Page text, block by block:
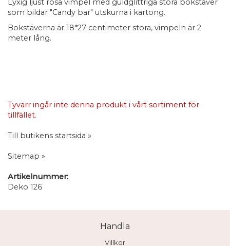
Lyxig ljust rosa vimpel med guldglittriga stora bokstäver
som bildar "Candy bar" utskurna i kartong.
Bokstäverna är 18*27 centimeter stora, vimpeln är 2
meter lång.
Tyvärr ingår inte denna produkt i vårt sortiment för
tillfället.
Till butikens startsida »
Sitemap »
Artikelnummer:
Deko 126
Handla
Villkor